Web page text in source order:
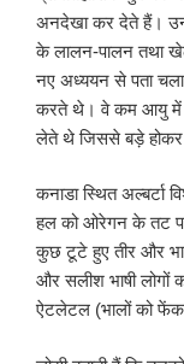
अनदेखा कर देते हैं।
के लालन-पालन तथा
नए अध्ययन से पता चला
करते थे। वे कम आयु में
लेते थे जिससे बड़े
कनाडा स्थित अल्बर्टा
हल को ओरेगन के तट
कुछ टूटे हुए तीर और
और सलीश भाषी लोगों
ऐटलेटल (भालों को